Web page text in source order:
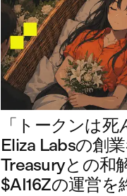
「トークンは死
Eliza Labsの創業
Treasuryとの和
$AI16Zの運営を